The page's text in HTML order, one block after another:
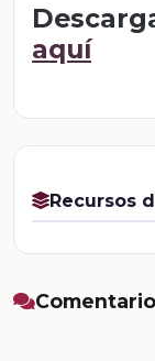
aquí
Recursos